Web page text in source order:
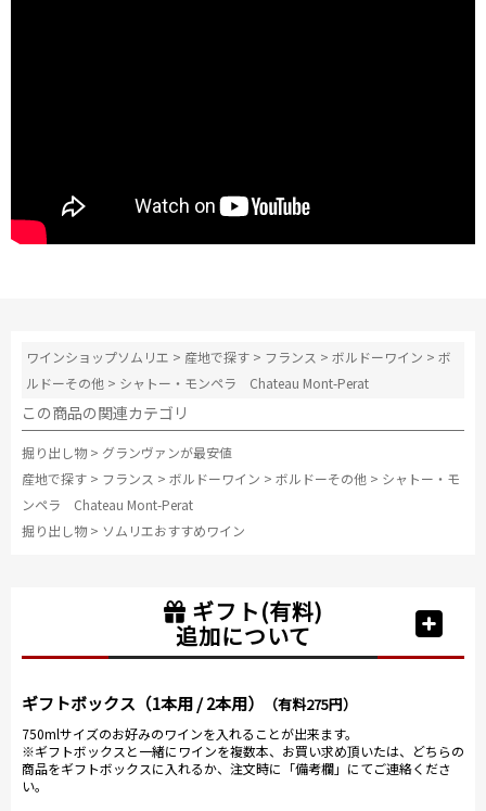
ワインショップソムリエ > 産地で探す > フランス >ボルドーワイン >ボ
ルドーその他 > シャトー・モンペラ Chateau Mont-Perat
この商品の関連カテゴリ
掘り出し物 > グランヴァンが最安値
産地で探す > フランス > ボルドーワイン > ボルドーその他 > シャトー・モ
ンペラ Chateau Mont-Perat
掘り出し物 > ソムリエおすすめワイン
ギフト(有料)
追加について
ギフトボックス（1本用 / 2本用） （有料275円）
750mlサイズのお好みのワインを入れることが出来ます。
※ギフトボックスと一緒にワインを複数本、お買い求め頂いたは、どちらの
商品をギフトボックスに入れるか、注文時に「備考欄」にてご連絡くださ
い。